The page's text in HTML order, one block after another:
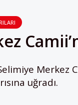
Merkez
uğradı.